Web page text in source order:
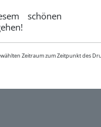
schönen
Zeitraum zum Zeitpunkt des